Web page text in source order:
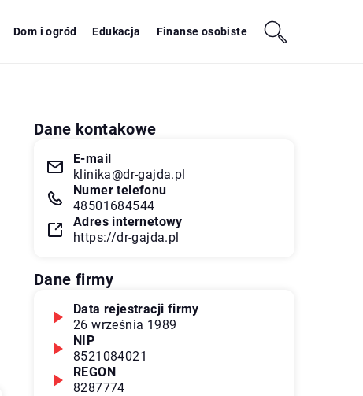
Dom i ogród Edukacja Finanse osobiste
Dane kontakowe
E-mail
klinika@dr-gajda.pl
Numer telefonu
48501684544
Adres internetowy
https://dr-gajda.pl
Dane firmy
Data rejestracji firmy
26 września 1989
NIP
8521084021
REGON
8287774